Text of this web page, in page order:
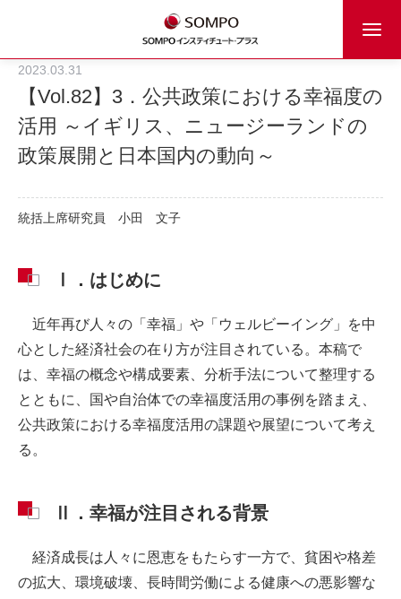
2023.03.31
【Vol.82】3．公共政策における幸福度の
活用 ～イギリス、ニュージーランドの
政策展開と日本国内の動向～
統括上席研究員 小田 文子
Ⅰ．はじめに
近年再び人々の「幸福」や「ウェルビーイング」を中
心とした経済社会の在り方が注目されている。本稿で
は、幸福の概念や構成要素、分析手法について整理する
とともに、国や自治体での幸福度活用の事例を踏まえ、
公共政策における幸福度活用の課題や展望について考え
る。
Ⅱ．幸福が注目される背景
経済成長は人々に恩恵をもたらす一方で、貧困や格差
の拡大、環境破壊、長時間労働による健康への悪影響な